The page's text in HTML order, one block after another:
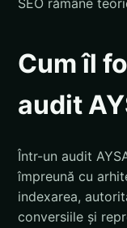
Cum îl
audit
Într-un audit
împreună cu
indexarea,
conversiile și